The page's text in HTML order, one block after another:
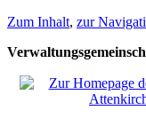
Zum Inhalt, zur